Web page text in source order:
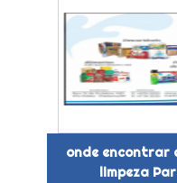
onde encontrar
limpeza